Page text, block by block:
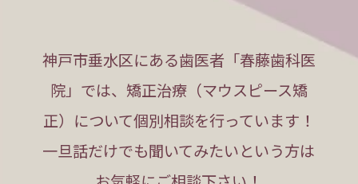
神戸市垂水区にある歯医者「春藤歯科医
院」では、矯正治療（マウスピース矯
正）について個別相談を行っています！
一旦話だけでも聞いてみたいという方は